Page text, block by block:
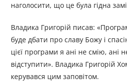
наголосити, що це була гідна
Владика Григорій писав:
буде дбати про славу Божу і
цієї програми я ані не смію, ані
відступити». Владика Григорій
керувався цим заповітом.